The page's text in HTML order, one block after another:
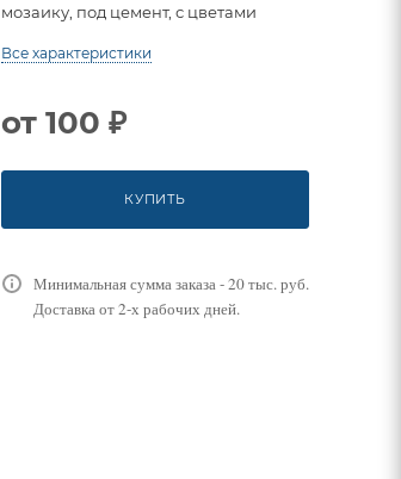
мозаику, под цемент, с цветами
Все характеристики
от 100 ₽
КУПИТЬ
Минимальная сумма заказа - 20 тыс. руб.
Доставка от 2-х рабочих дней.